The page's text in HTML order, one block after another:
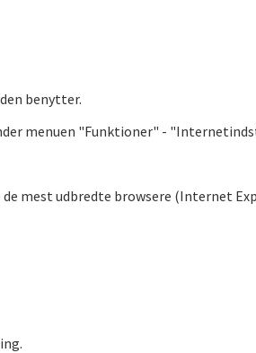
benytter.
menuen "Funktioner" -
mest udbredte browsere (Internet